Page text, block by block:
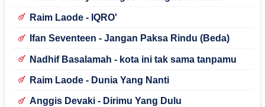
Raim Laode - IQRO'
Ifan Seventeen - Jangan Paksa Rindu (Beda)
Nadhif Basalamah - kota ini tak sama tanpamu
Raim Laode - Dunia Yang Nanti
Anggis Devaki - Dirimu Yang Dulu